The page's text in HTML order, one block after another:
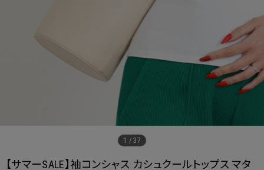
1 /37
【サマーSALE】袖コンシャス カシュクールトップス マタ